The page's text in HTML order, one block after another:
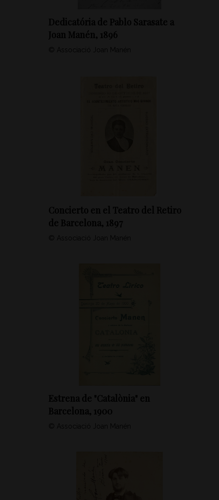
Dedicatória de Pablo Sarasate a
Joan Manén, 1896
© Associació Joan Manén
Concierto en el Teatro del Retiro
de Barcelona, 1897
© Associació Joan Manén
Estrena de "Catalònia" en
Barcelona, 1900
© Associació Joan Manén